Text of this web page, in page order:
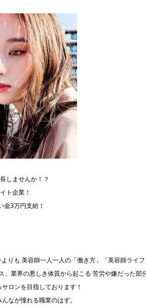
しませんか！？
ト企業！
金3万円支給！
も 美容師一人一人の「働き方」「美容師ライ
業界の悪しき体質から起こる 苦労や嫌だった部
ロンを目指しております！
なが憧れる職業のはず。